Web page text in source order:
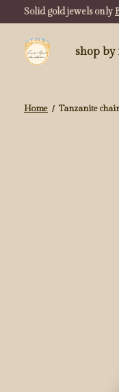
Solid gold jewels only
shop by
Home / Tanzanite